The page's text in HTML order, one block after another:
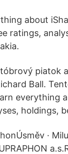
about
ratings,
piatok
Ball.
everything
holdings,
·